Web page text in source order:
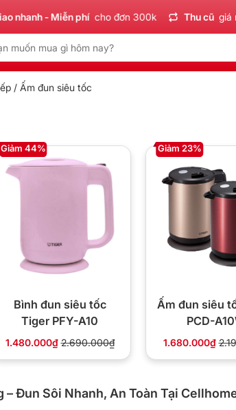
nhanh - Miễn phí cho đơn 300k Thu cũ giá
/ Ấm đun siêu tốc
Giảm 44%
Bình đun siêu tốc
Tiger PFY-A10
1.480.000₫ 2.690.000₫
Giảm 23%
Ấm đun siêu
PCD-
1.680.000₫
– Đun Sôi Nhanh, An Toàn Tại